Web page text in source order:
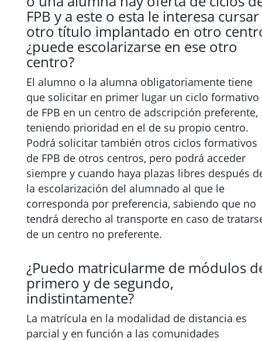
FPB y a este o esta le interesa cursar
otro título implantado en otro
¿puede escolarizarse en ese otro
centro?
El alumno o la alumna obligatoriamente tiene
que solicitar en primer lugar un ciclo formativo
de FPB en un centro de adscripción preferente,
teniendo prioridad en el de su propio centro.
Podrá solicitar también otros ciclos formativos
de FPB de otros centros, pero podrá acceder
siempre y cuando haya plazas libres después
la escolarización del alumnado al que le
corresponda por preferencia, sabiendo que no
tendrá derecho al transporte en caso de
de un centro no preferente.
¿Puedo matricularme de módulos
primero y de segundo,
indistintamente?
La matrícula en la modalidad de distancia es
parcial y en función a las comunidades